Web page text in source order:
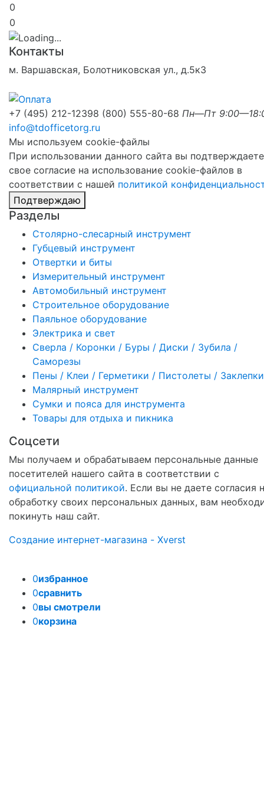
0
0
Контакты
м. Варшавская, Болотниковская ул., д.5к3
+7 (495) 212-12398 (800) 555-80-68 Пн—Пт
info@tdofficetorg.ru
Мы используем cookie-файлы
При использовании данного сайта вы подтверждаете
свое согласие на использование cookie-файлов в
соответствии с нашей политикой
Подтверждаю
Разделы
Столярно-слесарный инструмент
Губцевый инструмент
Отвертки и биты
Измерительный инструмент
Автомобильный инструмент
Строительное оборудование
Паяльное оборудование
Электрика и свет
Сверла / Коронки / Буры / Диски / Зубила /
Саморезы
Пены / Клеи / Герметики / Пистолеты / Заклепки
Малярный инструмент
Сумки и пояса для инструмента
Товары для отдыха и пикника
Соцсети
Мы получаем и обрабатываем персональные данные
посетителей нашего сайта в соответствии с
официальной политикой. Если вы не даете согласия
обработку своих персональных данных, вам
покинуть наш сайт.
Создание интернет-магазина - Xverst
0избранное
0сравнить
0вы смотрели
0корзина